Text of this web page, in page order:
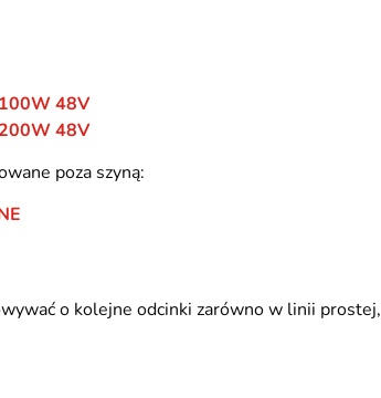
48V
48V
poza szyną:
o kolejne odcinki zarówno w linii